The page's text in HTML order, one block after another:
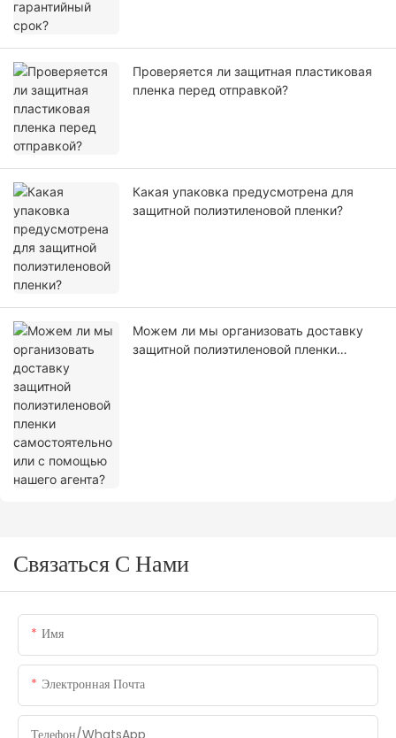
Проверяется ли защитная пластиковая
пленка перед отправкой?
Какая упаковка предусмотрена для
защитной полиэтиленовой пленки?
Можем ли мы организовать доставку
защитной полиэтиленовой пленки
Связаться С Нами
Имя
Электронная Почта